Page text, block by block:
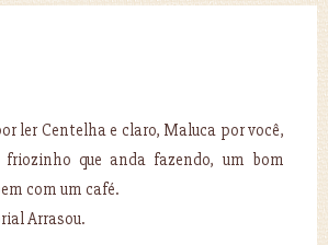
ler Centelha e claro, Maluca por você,
friozinho que anda fazendo, um bom
com um café.
Arrasou.